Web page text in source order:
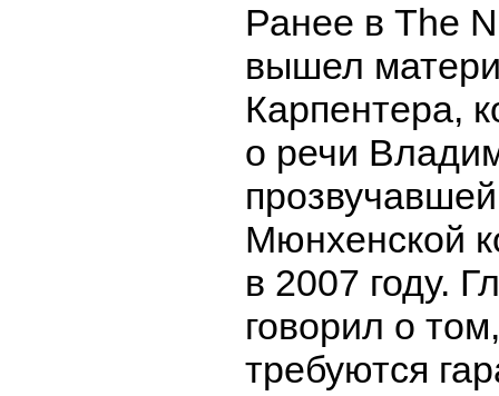
Ранее в The
вышел
Карпентера,
о речи
Мюнхенской
в 2007 году.
говорил о
требуются